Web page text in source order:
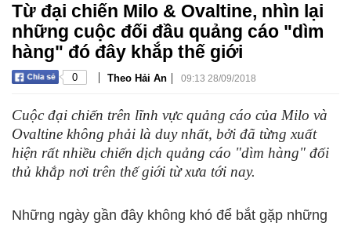
Từ đại chiến Milo & Ovaltine, nhìn lại
những cuộc đối đầu quảng cáo "dìm
hàng" đó đây khắp thế giới
0 | Theo Hải An | 09:13 28/09/2018
Cuộc đại chiến trên lĩnh vực quảng cáo của Milo và
Ovaltine không phải là duy nhất, bởi đã từng xuất
hiện rất nhiều chiến dịch quảng cáo "dìm hàng" đối
thủ khắp nơi trên thế giới từ xưa tới nay.
Những ngày gần đây không khó để bắt gặp những